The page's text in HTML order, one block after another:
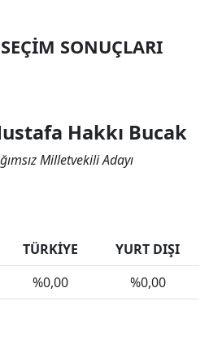
SONUÇLARI
Hakkı Bucak
Milletvekili Adayı
TÜRKİYE
YURT DIŞI
%0,00 %0,00